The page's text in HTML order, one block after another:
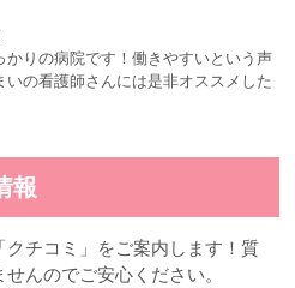
りの病院です！働きやすいという声
の看護師さんには是非オススメした
報
チコミ」をご案内します！質
んのでご安心ください。